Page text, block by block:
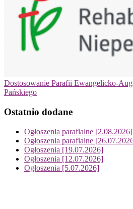
Dostosowanie Parafii Ewangelicko-
Pańskiego
Ostatnio dodane
Ogłoszenia parafialne [2.08.2026]
Ogłoszenia parafialne
Ogłoszenia [19.07.2026]
Ogłoszenia [12.07.2026]
Ogłoszenia [5.07.2026]